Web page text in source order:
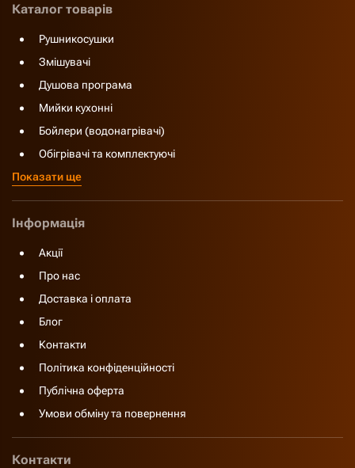
Каталог товарів
Рушникосушки
Змішувачі
Душова програма
Мийки кухонні
Бойлери (водонагрівачі)
Обігрівачі та комплектуючі
Показати ще
Інформація
Акції
Про нас
Доставка і оплата
Блог
Контакти
Політика конфіденційності
Публічна оферта
Умови обміну та повернення
Контакти